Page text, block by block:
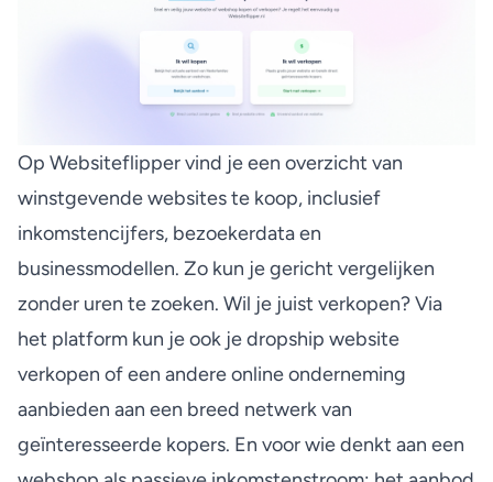
Op Websiteflipper vind je een overzicht van
winstgevende websites te koop, inclusief
inkomstencijfers, bezoekerdata en
businessmodellen. Zo kun je gericht vergelijken
zonder uren te zoeken. Wil je juist verkopen? Via
het platform kun je ook jedropship website
verkopen of een andere online onderneming
aanbieden aan een breed netwerk van
geïnteresseerde kopers. En voor wie denkt aan een